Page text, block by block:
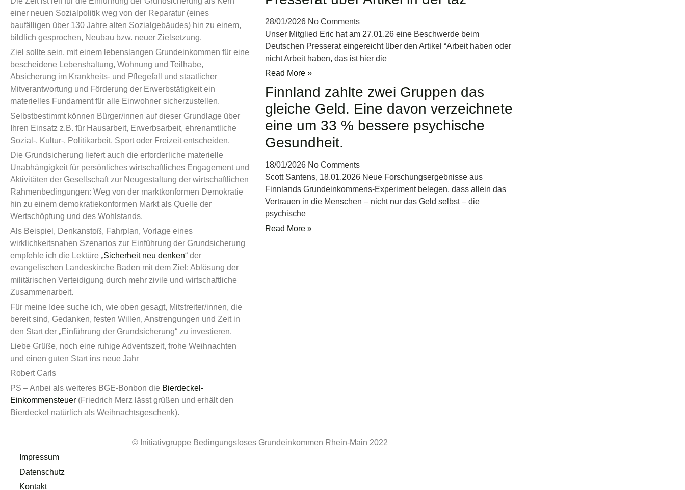
einer neuen Sozialpolitik weg von der Reparatur (eines
baufälligen über 130 Jahre alten Sozialgebäudes) hin zu einem,
bildlich gesprochen, Neubau bzw. neuer Zielsetzung.
Ziel sollte sein, mit einem lebenslangen Grundeinkommen für eine
bescheidene Lebenshaltung, Wohnung und Teilhabe,
Absicherung im Krankheits- und Pflegefall und staatlicher
Mitverantwortung und Förderung der Erwerbstätigkeit ein
materielles Fundament für alle Einwohner sicherzustellen.
Selbstbestimmt können Bürger/innen auf dieser Grundlage über
Ihren Einsatz z.B. für Hausarbeit, Erwerbsarbeit, ehrenamtliche
Sozial-, Kultur-, Politikarbeit, Sport oder Freizeit entscheiden.
Die Grundsicherung liefert auch die erforderliche materielle
Unabhängigkeit für persönliches wirtschaftliches Engagement und
Aktivitäten der Gesellschaft zur Neugestaltung der wirtschaftlichen
Rahmenbedingungen: Weg von der marktkonformen Demokratie
hin zu einem demokratiekonformen Markt als Quelle der
Wertschöpfung und des Wohlstands.
Als Beispiel, Denkanstoß, Fahrplan, Vorlage eines
wirklichkeitsnahen Szenarios zur Einführung der Grundsicherung
empfehle ich die Lektüre „Sicherheit neu denken“ der
evangelischen Landeskirche Baden mit dem Ziel: Ablösung der
militärischen Verteidigung durch mehr zivile und wirtschaftliche
Zusammenarbeit.
Für meine Idee suche ich, wie oben gesagt, Mitstreiter/innen, die
bereit sind, Gedanken, festen Willen, Anstrengungen und Zeit in
den Start der „Einführung der Grundsicherung“ zu investieren.
Liebe Grüße, noch eine ruhige Adventszeit, frohe Weihnachten
und einen guten Start ins neue Jahr
Robert Carls
PS – Anbei als weiteres BGE-Bonbon die Bierdeckel-
Einkommensteuer (Friedrich Merz lässt grüßen und erhält den
Bierdeckel natürlich als Weihnachtsgeschenk).
28/01/2026 No Comments
Unser Mitglied Eric hat am 27.01.26 eine Beschwerde beim
Deutschen Presserat eingereicht über den Artikel “Arbeit haben oder
nicht Arbeit haben, das ist hier die
Read More »
Finnland zahlte zwei Gruppen das
gleiche Geld. Eine davon verzeichnete
eine um 33 % bessere psychische
Gesundheit.
18/01/2026 No Comments
Scott Santens, 18.01.2026 Neue Forschungsergebnisse aus
Finnlands Grundeinkommens-Experiment belegen, dass allein das
Vertrauen in die Menschen – nicht nur das Geld selbst – die
psychische
Read More »
© Initiativgruppe Bedingungsloses Grundeinkommen Rhein-Main 2022
Impressum
Datenschutz
Kontakt